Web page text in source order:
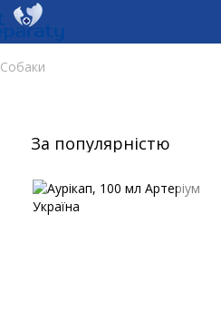
Собаки
За популярністю